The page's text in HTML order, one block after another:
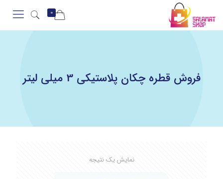
0
فروش قطره چکان پلاستیکی 3 میلی لیتر
نمایش یک نتیجه